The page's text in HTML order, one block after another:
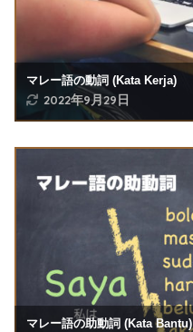
マレー語の動詞 (Kata Kerja)
2022年9月29日
マレー語の助動詞 (Kata Bantu)